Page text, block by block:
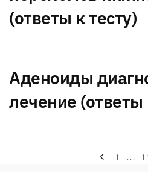
(ответы к тесту)
Аденоиды
лечение (ответы
1 …